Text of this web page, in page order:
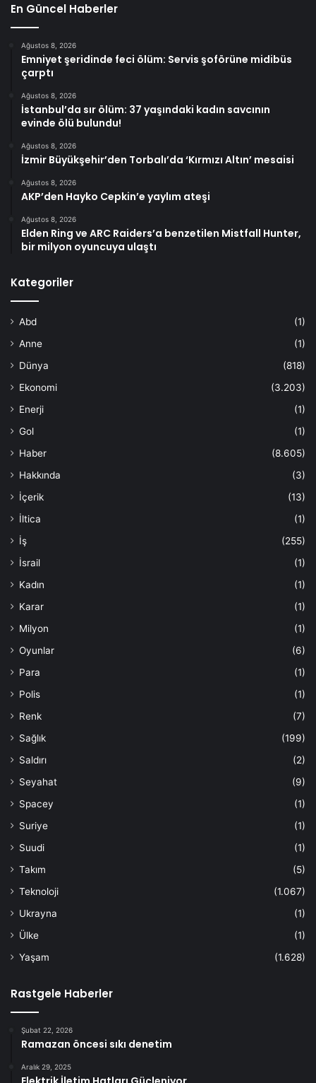
En Güncel Haberler
Ağustos 8, 2026
Emniyet şeridinde feci ölüm: Servis şoförüne midibüs
çarptı
Ağustos 8, 2026
İstanbul’da sır ölüm: 37 yaşındaki kadın savcının
evinde ölü bulundu!
Ağustos 8, 2026
İzmir Büyükşehir’den Torbalı’da ‘Kırmızı Altın’ mesaisi
Ağustos 8, 2026
AKP’den Hayko Cepkin’e yaylım ateşi
Ağustos 8, 2026
Elden Ring ve ARC Raiders’a benzetilen Mistfall Hunter,
bir milyon oyuncuya ulaştı
Kategoriler
Abd
(1)
Anne
(1)
Dünya
(818)
Ekonomi
(3.203)
Enerji
(1)
Gol
(1)
Haber
(8.605)
Hakkında
(3)
İçerik
(13)
İltica
(1)
İş
(255)
İsrail
(1)
Kadın
(1)
Karar
(1)
Milyon
(1)
Oyunlar
(6)
Para
(1)
Polis
(1)
Renk
(7)
Sağlık
(199)
Saldırı
(2)
Seyahat
(9)
Spacey
(1)
Suriye
(1)
Suudi
(1)
Takım
(5)
Teknoloji
(1.067)
Ukrayna
(1)
Ülke
(1)
Yaşam
(1.628)
Rastgele Haberler
Şubat 22, 2026
Ramazan öncesi sıkı denetim
Aralık 29, 2025